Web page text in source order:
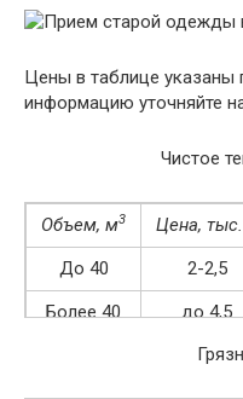
Цены в таблице указаны
информацию уточняйте
Чистое
Объем, м3
Цена,
До 40
2-2,5
Более 40
до 4,5